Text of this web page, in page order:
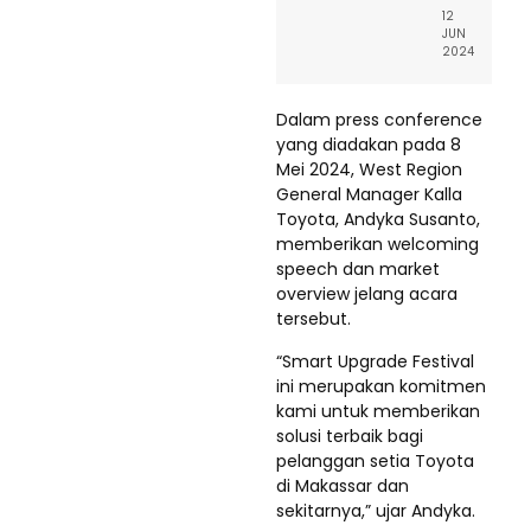
12
JUN
2024
Dalam press conference
yang diadakan pada 8
Mei 2024, West Region
General Manager Kalla
Toyota, Andyka Susanto,
memberikan welcoming
speech dan market
overview jelang acara
tersebut.
“Smart Upgrade Festival
ini merupakan komitmen
kami untuk memberikan
solusi terbaik bagi
pelanggan setia Toyota
di Makassar dan
sekitarnya,” ujar Andyka.